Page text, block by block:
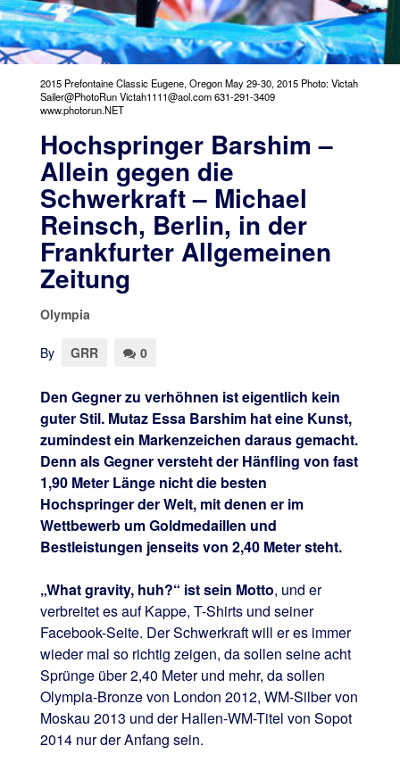
2015 Prefontaine Classic Eugene, Oregon May 29-30, 2015 Photo: Victah
Sailer@PhotoRun Victah1111@aol.com 631-291-3409
www.photorun.NET
Hochspringer Barshim –
Allein gegen die
Schwerkraft – Michael
Reinsch, Berlin, in der
Frankfurter Allgemeinen
Zeitung
Olympia
By GRR 0
Den Gegner zu verhöhnen ist eigentlich kein
guter Stil. Mutaz Essa Barshim hat eine Kunst,
zumindest ein Markenzeichen daraus gemacht.
Denn als Gegner versteht der Hänfling von fast
1,90 Meter Länge nicht die besten
Hochspringer der Welt, mit denen er im
Wettbewerb um Goldmedaillen und
Bestleistungen jenseits von 2,40 Meter steht.
„What gravity, huh?“ ist sein Motto, und er
verbreitet es auf Kappe, T-Shirts und seiner
Facebook-Seite. Der Schwerkraft will er es immer
wieder mal so richtig zeigen, da sollen seine acht
Sprünge über 2,40 Meter und mehr, da sollen
Olympia-Bronze von London 2012, WM-Silber von
Moskau 2013 und der Hallen-WM-Titel von Sopot
2014 nur der Anfang sein.